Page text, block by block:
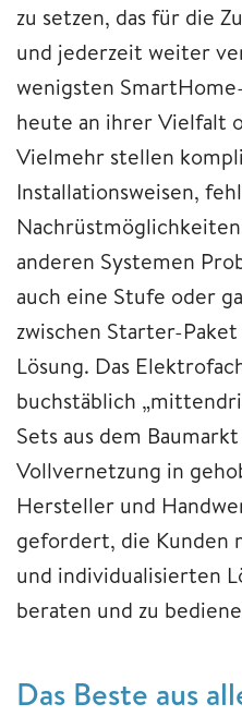
zu setzen, das für die
und jederzeit weiter
wenigsten
heute an ihrer Vielfalt
Vielmehr stellen
Installationsweisen,
anderen Systemen
auch eine Stufe oder
zwischen Starter-
Lösung. Das
buchstäblich
Sets aus dem
Vollvernetzung in
Hersteller und
gefordert, die Kunden
und individualisierten
beraten und zu
Das Beste aus